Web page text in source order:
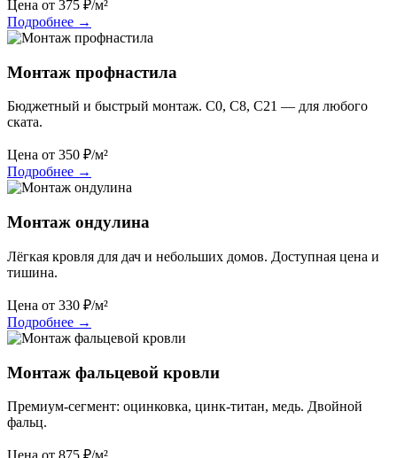
Цена от 375 ₽/м²
Подробнее →
Монтаж профнастила
Бюджетный и быстрый монтаж. С0, С8, С21 — для любого
ската.
Цена от 350 ₽/м²
Подробнее →
Монтаж ондулина
Лёгкая кровля для дач и небольших домов. Доступная цена и
тишина.
Цена от 330 ₽/м²
Подробнее →
Монтаж фальцевой кровли
Премиум-сегмент: оцинковка, цинк-титан, медь. Двойной
фальц.